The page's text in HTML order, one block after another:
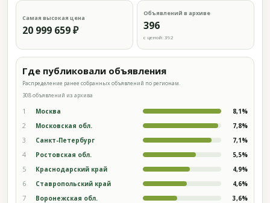
Самая высокая цена
20 999 659 ₽
Объявлений в архиве
396
с ценой: 392
Где публиковали объявления
Распределение ранее собранных объявлений по регионам.
308 объявлений из архива
1 Москва 8,1%
2 Московская обл. 7,8%
3 Санкт-Петербург 7,1%
4 Ростовская обл. 5,5%
5 Краснодарский край 4,9%
6 Ставропольский край 4,6%
7 Воронежская обл. 3,6%